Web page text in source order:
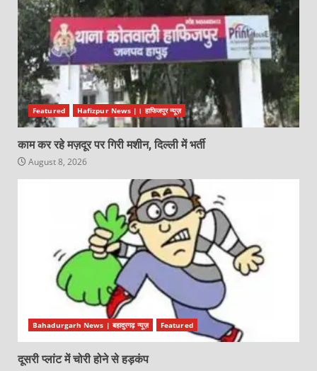
Featured Hafizpur News |। हाफिजपुर न्यूज़
काम कर रहे मज़दूर पर गिरी मशीन, दिल्ली में भर्ती
August 8, 2026
Bahadurgarh News | बहादुरगढ़ न्यूज़ Featured
दूसरी प्लांट में चोरी होने से हड़कंप